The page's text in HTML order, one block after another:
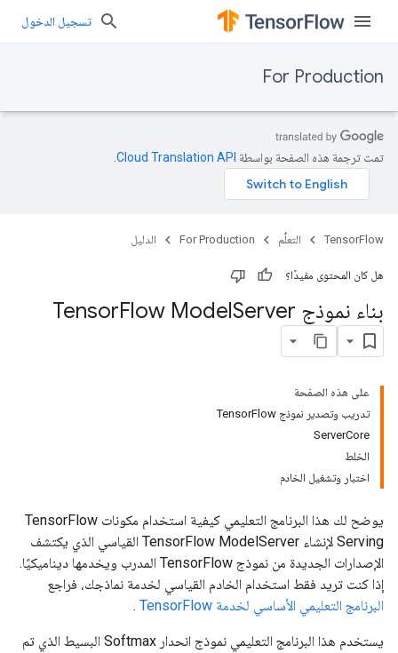
تسجيل الدخول
For Production
تمت ترجمة هذه الصفحة بواسطة Cloud Translation API‏
TensorFlow التعلُّم For Production الدليل
هل كان المحتوى مفيدًا؟
بناء نموذج Tensor Flow ModelServer
على هذه الصفحة
تدريب وتصدير نموذج TensorFlow
ServerCore
الخلط
اختبار وتشغيل الخادم
يوضح لك هذا البرنامج التعليمي كيفية استخدام مكونات TensorFlow
Serving لإنشاء TensorFlow ModelServer القياسي الذي يكتشف
الإصدارات الجديدة من نموذج TensorFlow المدرب ويخدمها ديناميكيًا.
إذا كنت تريد فقط استخدام الخادم القياسي لخدمة نماذجك، فراجع
البرنامج التعليمي الأساسي لخدمة TensorFlow
.
يستخدم هذا البرنامج التعليمي نموذج انحدار Softmax البسيط الذي تم